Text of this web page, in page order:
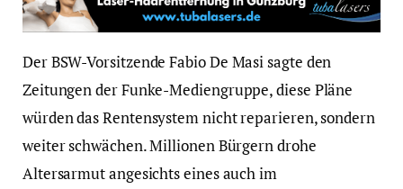
Der BSW-Vorsitzende Fabio De Masi sagte den
Zeitungen der Funke-Mediengruppe, diese Pläne
würden das Rentensystem nicht reparieren, sondern
weiter schwächen. Millionen Bürgern drohe
Altersarmut angesichts eines auch im